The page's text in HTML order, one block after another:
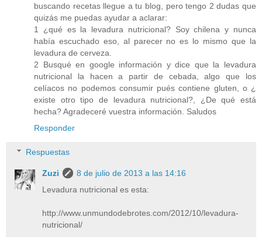
buscando recetas llegue a tu blog, pero tengo 2 dudas que
quizás me puedas ayudar a aclarar:
1 ¿qué es la levadura nutricional? Soy chilena y nunca
había escuchado eso, al parecer no es lo mismo que la
levadura de cerveza.
2 Busqué en google información y dice que la levadura
nutricional la hacen a partir de cebada, algo que los
celíacos no podemos consumir pués contiene gluten, o ¿
existe otro tipo de levadura nutricional?, ¿De qué está
hecha? Agradeceré vuestra información. Saludos
Responder
Respuestas
Zuzi
8 de julio de 2013 a las 14:16
Levadura nutricional es esta:
http://www.unmundodebrotes.com/2012/10/levadura-
nutricional/